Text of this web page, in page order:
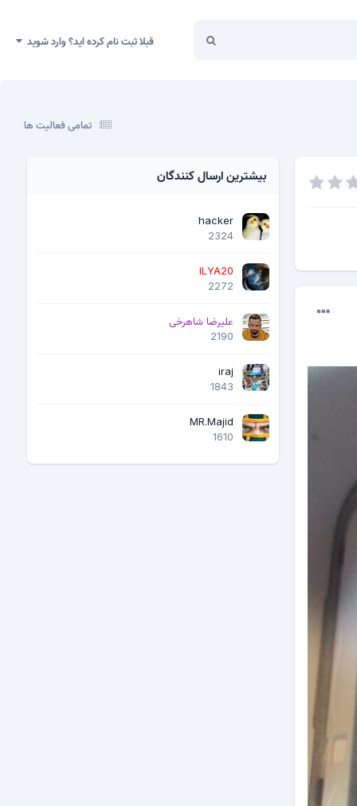
قبلا ثبت نام کرده اید؟ وارد شوید
تمامی فعالیت ها
بیشترین ارسال کنندگان
hacker
2324
ILYA20
2272
علیرضا شاهرخی
2190
iraj
1843
MR.Majid
1610